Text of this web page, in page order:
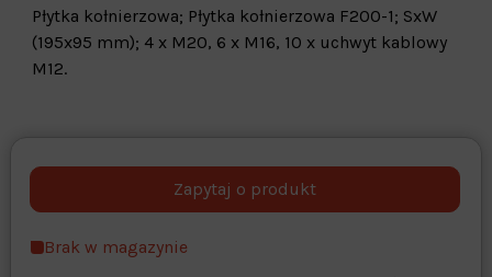
Płytka kołnierzowa; Płytka kołnierzowa F200-1; SxW
(195x95 mm); 4 x M20, 6 x M16, 10 x uchwyt kablowy
M12.
opcjonalne Maks. 250 znaków
Brak w magazynie